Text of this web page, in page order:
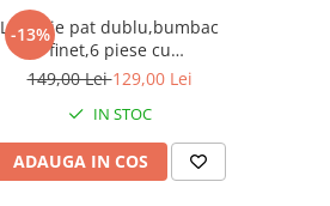
-13%
Lenjerie pat dublu,bumbac
finet,6 piese cu
elastic,albastra stelute-A068
149,00 Lei129,00 Lei
IN STOC
ADAUGA IN COS